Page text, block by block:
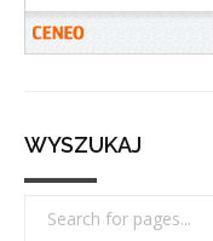
WYSZUKAJ